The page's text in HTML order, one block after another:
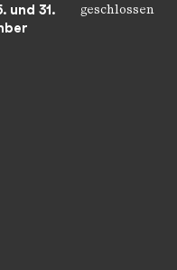
und 31.
geschlossen